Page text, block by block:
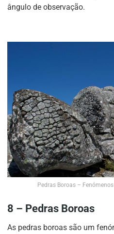
ângulo de observação.
Pedras Boroas –
8 – Pedras Boroas
As pedras boroas são um